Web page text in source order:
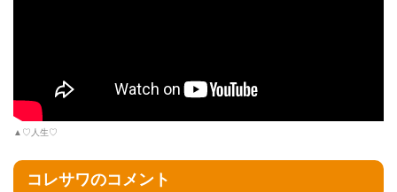
▲♡人生♡
コレサワのコメント